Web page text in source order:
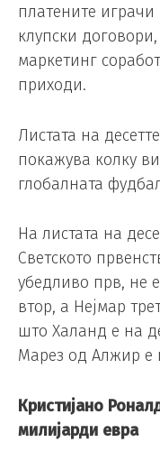
платените
клупски
маркетинг
приходи.
Листата на
покажува колку
глобалната
На листата на
Светското
убедливо прв, не
втор, а Нејмар
што Халанд е на
Марез од Алжир е
Кристијано
милијарди евра